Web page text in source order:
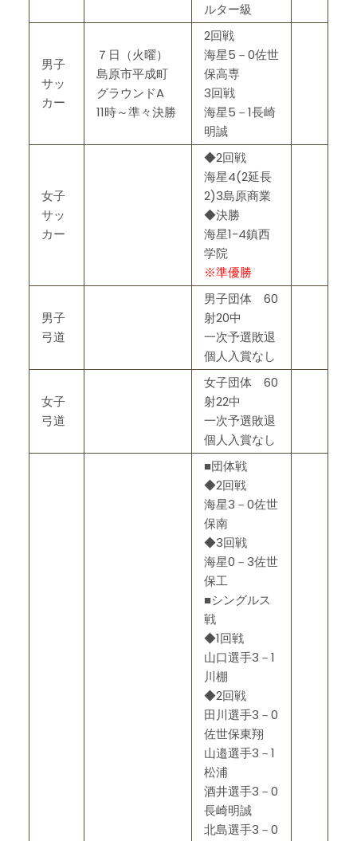
ルター級
男子
サッ
カー
７日（火曜）
島原市平成町
グラウンドA
11時～準々決勝
2回戦
海星5－0佐世
保高専
3回戦
海星5－1長崎
明誠
女子
サッ
カー
◆2回戦
海星4(2延長
2)3島原商業
◆決勝
海星1-4鎮西
学院
※準優勝
男子
弓道
男子団体 60
射20中
一次予選敗退
個人入賞なし
女子
弓道
女子団体 60
射22中
一次予選敗退
個人入賞なし
■団体戦
◆2回戦
海星3－0佐世
保南
◆3回戦
海星0－3佐世
保工
■シングルス
戦
◆1回戦
山口選手3－1
川棚
◆2回戦
田川選手3－0
佐世保東翔
山邉選手3－1
松浦
酒井選手3－0
長崎明誠
北島選手3－0